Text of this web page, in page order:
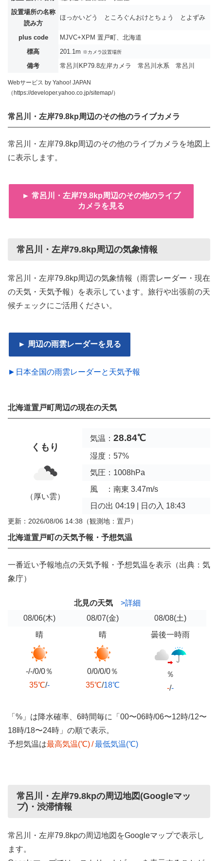
設置場所の名称
読み方
ほっかいどう ところぐんおけとちょう とよずみ
plus code
MJVC+XPM 置戸町、北海道
標高
201.1m ※カメラ設置場所
備考 常呂川KP79.8左岸カメラ 常呂川水系 常呂川
Webサービス by Yahoo! JAPAN
（https://developer.yahoo.co.jp/sitemap/）
常呂川・左岸79.8kp周辺のその他のライブカメラ
常呂川・左岸79.8kp周辺のその他のライブカメラを地図上
に表示します。
► 常呂川・左岸79.8kp周辺のその他のライブ
カメラを見る
常呂川・左岸79.8kp周辺の気象情報
常呂川・左岸79.8kp周辺の気象情報（雨雲レーダー・現在
の天気・天気予報）を表示しています。旅行や出張前の天
候チェックにご活用ください。
► 周辺の雨雲レーダーを見る
►日本全国の雨雲レーダーと天気予報
北海道置戸町周辺の現在の天気
くもり
（厚い雲）
気温： 28.84℃
湿度：57%
気圧：1008hPa
風 ：南東 3.47m/s
日の出 04:19 | 日の入 18:43
更新：2026/08/06 14:38 （観測地：置戸）
北海道置戸町の天気予報・予想気温
一番近い予報地点の天気予報・予想気温を表示（出典：気
象庁）
北見の天気
>詳細
08/06(木) 08/07(金) 08/08(土)
晴
-/-/0/0％
35℃/-
晴
0/0/0/0％
35℃/18℃
曇後一時雨
％
-/-
「%」は降水確率、6時間毎に「00〜06時/06〜12時/12〜
18時/18〜24時」の順で表示。
予想気温は最高気温(℃)/最低気温(℃)
常呂川・左岸79.8kpの周辺地図(Googleマッ
プ)・渋滞情報
常呂川・左岸79.8kpの周辺地図をGoogleマップで表示し
ます。